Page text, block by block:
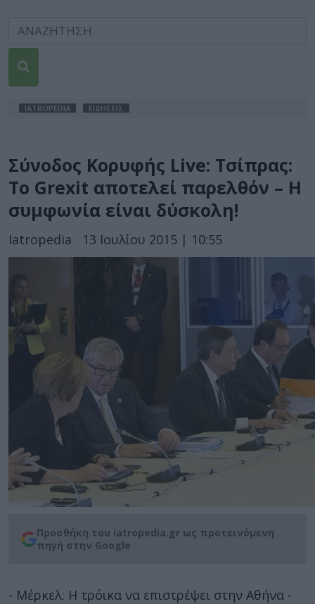
IATROPEDIA ΕΙΔΗΣΕΙΣ
Σύνοδος Κορυφής Live: Τσίπρας:
Το Grexit αποτελεί παρελθόν – Η
συμφωνία είναι δύσκολη!
Iatropedia 13 Ιουλίου 2015 | 10:55
Προσθήκη του iatropedia.gr ως προτεινόμενη
πηγή στην Google
- Μέρκελ: Η τρόικα να επιστρέψει στην Αθήνα -